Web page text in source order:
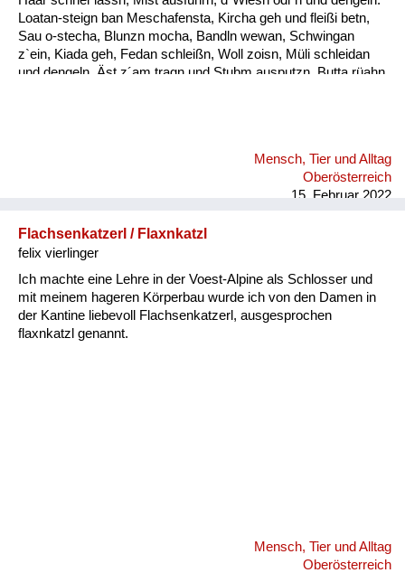
Loatan-steign ban Meschafensta, Kircha geh und fleißi betn,
Sau o-stecha, Blunzn mocha, Bandln wewan, Schwingan
z`ein, Kiada geh, Fedan schleißn, Woll zoisn, Müli schleidan
und dengeln. Äst z´am tragn und Stubm ausputzn, Butta rüahn
z´lacha, da kimmt ma kam zan Kinamocha. Da Herbst klopft
langsam a, d´Schwalbm fliagn scho davo, wann glei da
Mensch, Tier und Alltag
Oberösterreich
15. Februar 2022
Flachsenkatzerl / Flaxnkatzl
felix vierlinger
Ich machte eine Lehre in der Voest-Alpine als Schlosser und
mit meinem hageren Körperbau wurde ich von den Damen in
der Kantine liebevoll Flachsenkatzerl, ausgesprochen
flaxnkatzl genannt.
Mensch, Tier und Alltag
Oberösterreich